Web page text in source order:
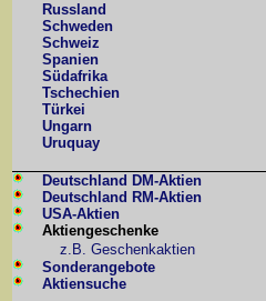
Russland
Schweden
Schweiz
Spanien
Südafrika
Tschechien
Türkei
Ungarn
Uruquay
Deutschland DM-Aktien
Deutschland RM-Aktien
USA-Aktien
Aktiengeschenke
z.B. Geschenkaktien
Sonderangebote
Aktiensuche